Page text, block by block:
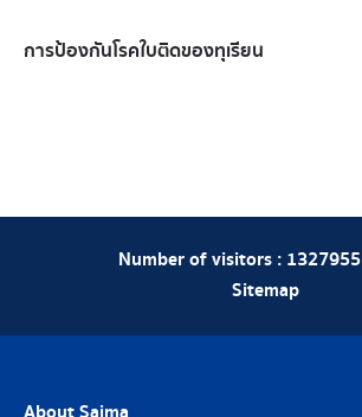
การป้องกันโรคใบติดของทุเรียน
Number of visitors : 1327955
Sitemap